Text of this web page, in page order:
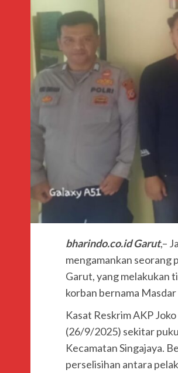
bharindo.co.id Garut,–
mengamankan seorang
Garut, yang melakukan
korban bernama Masdar
Kasat Reskrim AKP
(26/9/2025) sekitar
Kecamatan Singajaya.
perselisihan antara